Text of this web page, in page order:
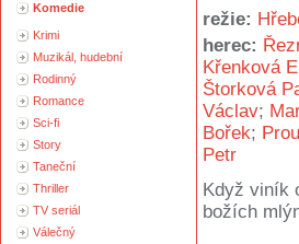
Komedie
Krimi
Muzikál, hudební
Rodinný
Romance
Sci-fi
Story
Taneční
Thriller
TV seriál
Válečný
režie:
herec:
Křenková
Štorková
Václav;
Bořek;
Petr
Když viník
božích